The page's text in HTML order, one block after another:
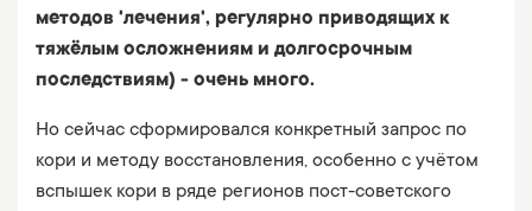
методов 'лечения', регулярно приводящих к
тяжёлым осложнениям и долгосрочным
последствиям) - очень много.
Но сейчас сформировался конкретный запрос по
кори и методу восстановления, особенно с учётом
вспышек кори в ряде регионов пост-советского